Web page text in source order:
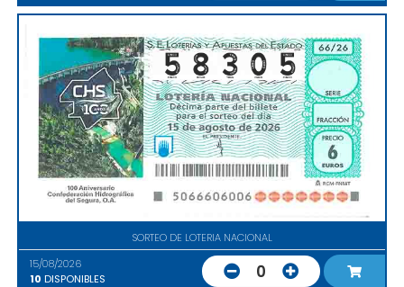
SORTEO DE LOTERIA NACIONAL
15/08/2026
10 DISPONIBLES 0